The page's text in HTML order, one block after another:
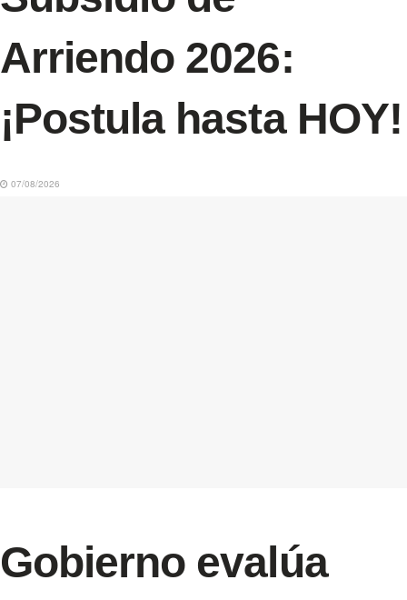
Arriendo 2026:
¡Postula hasta HOY!
07/08/2026
Gobierno evalúa